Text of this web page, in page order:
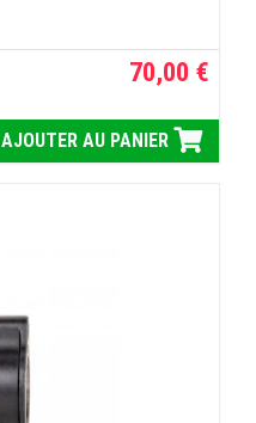
70,00 €
AJOUTER AU PANIER